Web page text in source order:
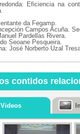
Eficiencia na
da Fegamp.
Campos Acuña.
Pardellas Rivera.
Seoane Pesqueira.
José Norberto Uzal
contidos
Videos